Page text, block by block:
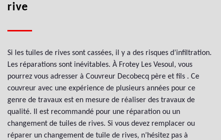
rive
Si les tuiles de rives sont cassées, il y a des risques d’infiltration.
Les réparations sont inévitables. À Frotey Les Vesoul, vous
pourrez vous adresser à Couvreur Decobecq père et fils . Ce
couvreur avec une expérience de plusieurs années pour ce
genre de travaux est en mesure de réaliser des travaux de
qualité. Il est recommandé pour une réparation ou un
changement de tuiles de rives. Si vous devez remplacer ou
réparer un changement de tuile de rives, n’hésitez pas à